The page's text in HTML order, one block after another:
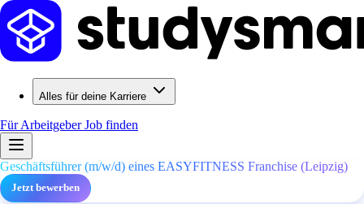
Alles für deine Karriere
Für ArbeitgeberJob finden
Geschäftsführer (m/w/d) eines EASYFITNESS Franchise (Leipzig)
Jetzt bewerben